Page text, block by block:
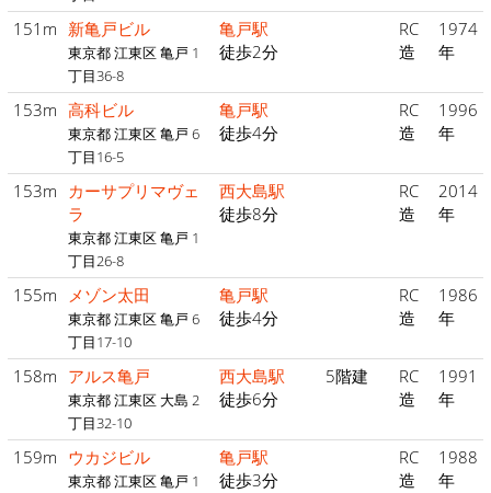
151m 新亀戸ビル
東京都 江東区 亀戸 1
丁目36-8
亀戸駅
徒歩2分
RC
造
1974
年
153m 高科ビル
東京都 江東区 亀戸 6
丁目16-5
亀戸駅
徒歩4分
RC
造
1996
年
153m
カーサプリマヴェ
ラ
東京都 江東区 亀戸 1
丁目26-8
西大島駅
徒歩8分
RC
造
2014
年
155m メゾン太田
東京都 江東区 亀戸 6
丁目17-10
亀戸駅
徒歩4分
RC
造
1986
年
158m アルス亀戸
東京都 江東区 大島 2
丁目32-10
西大島駅
徒歩6分
5階建
RC
造
1991
年
159m ウカジビル
東京都 江東区 亀戸 1
亀戸駅
徒歩3分
RC
造
1988
年